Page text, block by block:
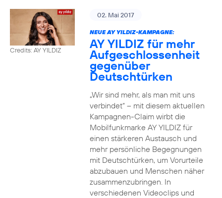
Credits: AY YILDIZ
02. Mai 2017
NEUE AY YILDIZ-KAMPAGNE:
AY YILDIZ für mehr
Aufgeschlossenheit
gegenüber
Deutschtürken
„Wir sind mehr, als man mit uns
verbindet“ – mit diesem aktuellen
Kampagnen-Claim wirbt die
Mobilfunkmarke AY YILDIZ für
einen stärkeren Austausch und
mehr persönliche Begegnungen
mit Deutschtürken, um Vorurteile
abzubauen und Menschen näher
zusammenzubringen. In
verschiedenen Videoclips und